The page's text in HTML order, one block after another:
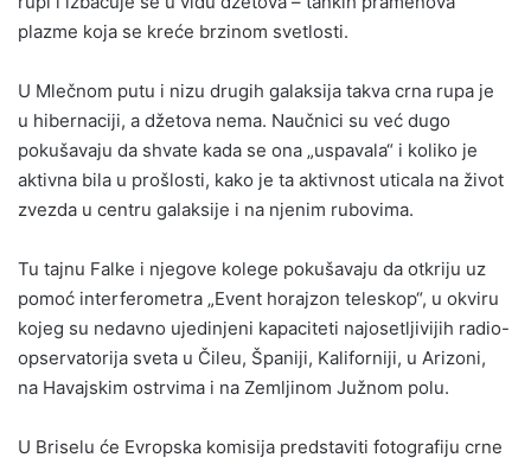
plazme koja se kreće brzinom svetlosti.
U Mlečnom putu i nizu drugih galaksija takva crna rupa je
u hibernaciji, a džetova nema. Naučnici su već dugo
pokušavaju da shvate kada se ona „uspavala“ i koliko je
aktivna bila u prošlosti, kako je ta aktivnost uticala na život
zvezda u centru galaksije i na njenim rubovima.
Tu tajnu Falke i njegove kolege pokušavaju da otkriju uz
pomoć interferometra „Event horajzon teleskop“, u okviru
kojeg su nedavno ujedinjeni kapaciteti najosetljivijih radio-
opservatorija sveta u Čileu, Španiji, Kaliforniji, u Arizoni,
na Havajskim ostrvima i na Zemljinom Južnom polu. ​
U Briselu će Evropska komisija predstaviti fotografiju crne